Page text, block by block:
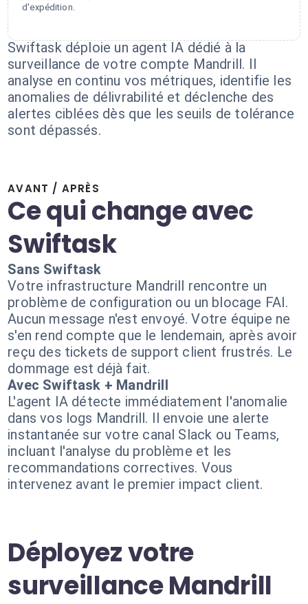
d'expédition.
Swiftask déploie un agent IA dédié à la
surveillance de votre compte Mandrill. Il
analyse en continu vos métriques, identifie les
anomalies de délivrabilité et déclenche des
alertes ciblées dès que les seuils de tolérance
sont dépassés.
AVANT / APRÈS
Ce qui change avec
Swiftask
Sans Swiftask
Votre infrastructure Mandrill rencontre un
problème de configuration ou un blocage FAI.
Aucun message n'est envoyé. Votre équipe ne
s'en rend compte que le lendemain, après avoir
reçu des tickets de support client frustrés. Le
dommage est déjà fait.
Avec Swiftask + Mandrill
L'agent IA détecte immédiatement l'anomalie
dans vos logs Mandrill. Il envoie une alerte
instantanée sur votre canal Slack ou Teams,
incluant l'analyse du problème et les
recommandations correctives. Vous
intervenez avant le premier impact client.
Déployez votre
surveillance Mandrill